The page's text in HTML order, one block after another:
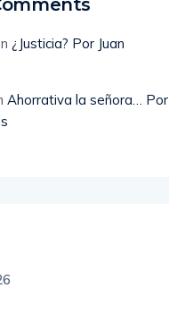
¿Justicia? Por Juan
Ahorrativa la señora… Por